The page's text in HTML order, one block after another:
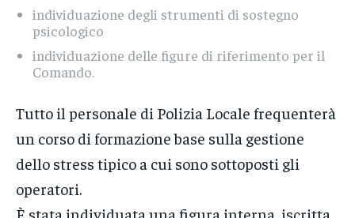
individuazione degli strumenti di sostegno
psicologico
individuazione delle figure di riferimento per il
Comando.
Tutto il personale di Polizia Locale frequenterà
un corso di formazione base sulla gestione
dello stress tipico a cui sono sottoposti gli
operatori.
È stata individuata una figura interna, iscritta